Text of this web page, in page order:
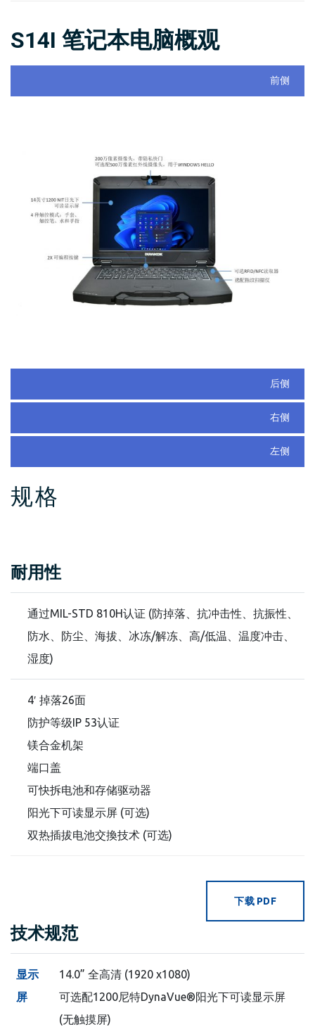
S14I 笔记本电脑概观
前侧
后侧
右侧
左侧
规格
耐用性
通过MIL-STD 810H认证 (防掉落、抗冲击性、抗振性、
防水、防尘、海拔、冰冻/解冻、高/低温、温度冲击、
湿度)
4′ 掉落26面
防护等级IP 53认证
镁合金机架
端口盖
可快拆电池和存储驱动器
阳光下可读显示屏 (可选)
双热插拔电池交換技术 (可选)
下载 PDF
技术规范
显示
屏
14.0” 全高清 (1920 x1080)
可选配1200尼特DynaVue®阳光下可读显示屏
(无触摸屏)